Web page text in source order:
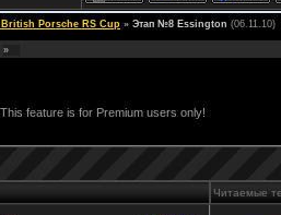
British Porsche RS Cup » Этап №8 Essington (06.11.10)
»
This feature is for Premium users only!
Читаемые